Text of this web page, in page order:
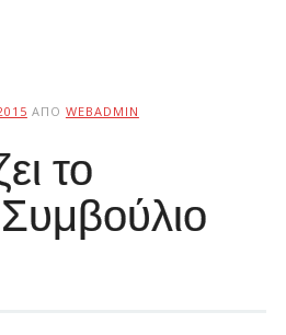
ΑΠΌ WEBADMIN
το